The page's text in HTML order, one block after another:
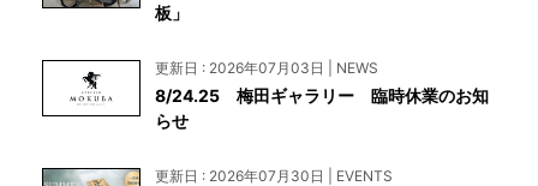
板」
更新日 : 2026年07月03日 | NEWS
8/24.25 梅田ギャラリー 臨時休業のお知
らせ
更新日 : 2026年07月30日 | EVENTS